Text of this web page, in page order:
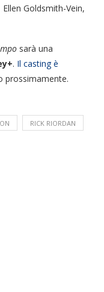
Goldsmith-Vein,
sarà una
. Il casting è
prossimamente.
RICK RIORDAN